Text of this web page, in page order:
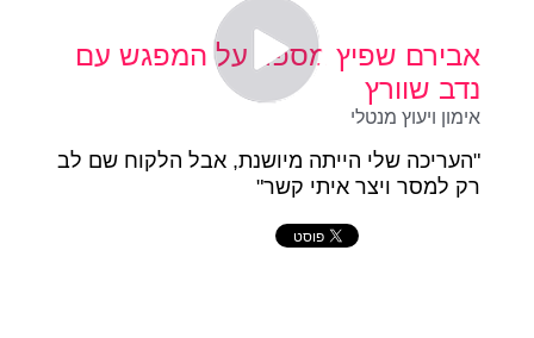
אבירם שפיץ מספר על המפגש עם
נדב שוורץ
אימון ויעוץ מנטלי
"העריכה שלי הייתה מיושנת, אבל הלקוח שם לב
רק למסר ויצר איתי קשר"